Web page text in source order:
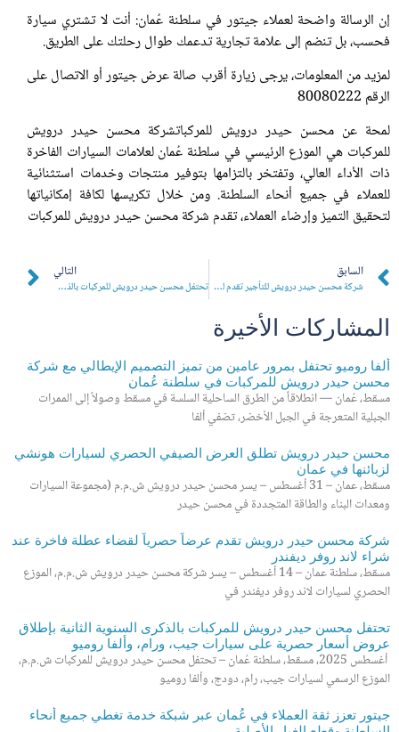
إن الرسالة واضحة لعملاء جيتور في سلطنة عُمان: أنت لا تشتري سيارة
فحسب، بل تنضم إلى علامة تجارية تدعمك طوال رحلتك على الطريق.
لمزيد من المعلومات، يرجى زيارة أقرب صالة عرض جيتور أو الاتصال على
الرقم 80080222
لمحة عن محسن حيدر درويش للمركباتشركة محسن حيدر درويش
للمركبات هي الموزع الرئيسي في سلطنة عُمان لعلامات السيارات الفاخرة
ذات الأداء العالي، وتفتخر بالتزامها بتوفير منتجات وخدمات استثنائية
للعملاء في جميع أنحاء السلطنة. ومن خلال تكريسها لكافة إمكانياتها
لتحقيق التميز وإرضاء العملاء، تقدم شركة محسن حيدر درويش للمركبات
السابق
شركة محسن حيدر درويش للتأجير تقدم لك أسطولاً حصرياً من سيارات جيب لمغامرات القيادة على الطرق المعبدة والطرق الوعرة في سلطنة عُمان
التالي
تحتفل محسن حيدر درويش للمركبات بالذكرى السنوية الثانية بإطلاق عروض أسعار حصرية على سيارات جيب، ورام، وألفا روميو
المشاركات الأخيرة
ألفا روميو تحتفل بمرور عامين من تميز التصميم الإيطالي مع شركة
محسن حيدر درويش للمركبات في سلطنة عُمان
مسقط، عُمان — انطلاقاً من الطرق الساحلية السلسة في مسقط وصولاً إلى الممرات
الجبلية المتعرجة في الجبل الأخضر، تضفي ألفا
محسن حيدر درويش تطلق العرض الصيفي الحصري لسيارات هونشي
لزبائنها في عمان
مسقط، عمان – 31 أغسطس – يسر محسن حيدر درويش ش.م.م (مجموعة السيارات
ومعدات البناء والطاقة المتجددة في محسن حيدر
شركة محسن حيدر درويش تقدم عرضاً حصرياً لقضاء عطلة فاخرة عند
شراء لاند روفر ديفندر
مسقط، سلطنة عمان – 14 أغسطس – يسر شركة محسن حيدر درويش ش.م.م، الموزع
الحصري لسيارات لاند روفر ديفندر في
تحتفل محسن حيدر درويش للمركبات بالذكرى السنوية الثانية بإطلاق
عروض أسعار حصرية على سيارات جيب، ورام، وألفا روميو
أغسطس 2025، مسقط، سلطنة عُمان – تحتفل محسن حيدر درويش للمركبات ش.م.م،
الموزع الرسمي لسيارات جيب، رام، دودج، وألفا روميو
جيتور تعزز ثقة العملاء في عُمان عبر شبكة خدمة تغطي جميع أنحاء